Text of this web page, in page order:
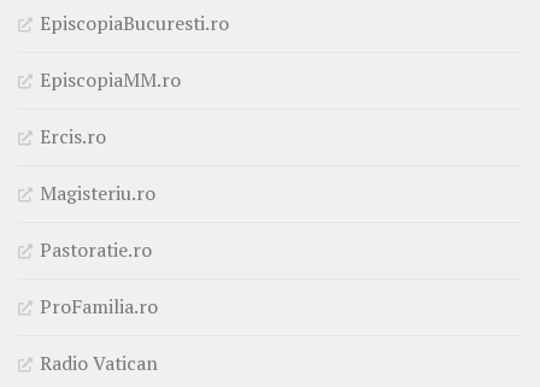
EpiscopiaBucuresti.ro
EpiscopiaMM.ro
Ercis.ro
Magisteriu.ro
Pastoratie.ro
ProFamilia.ro
Radio Vatican